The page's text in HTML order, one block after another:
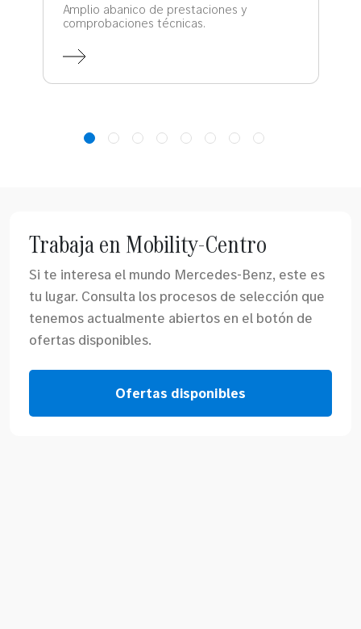
Amplio abanico de prestaciones y
comprobaciones técnicas.
Trabaja en Mobility-Centro
Si te interesa el mundo Mercedes-Benz, este es
tu lugar. Consulta los procesos de selección que
tenemos actualmente abiertos en el botón de
ofertas disponibles.
Ofertas disponibles